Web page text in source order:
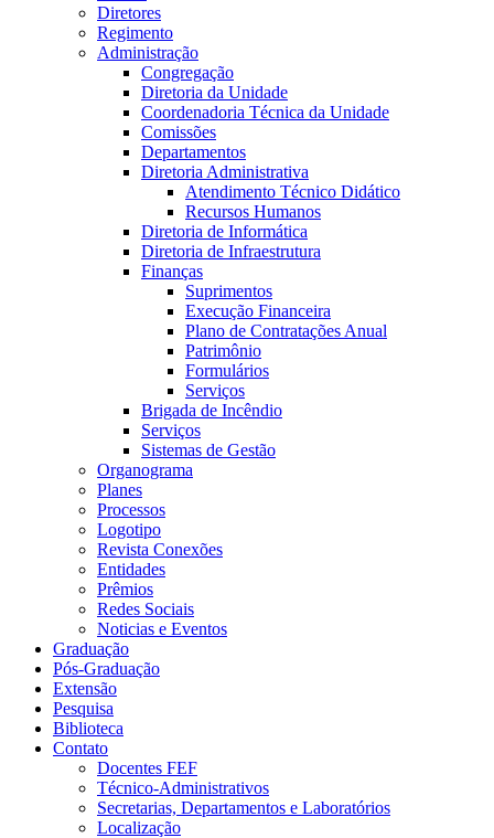
Diretores
Regimento
Administração
Congregação
Diretoria da Unidade
Coordenadoria Técnica da Unidade
Comissões
Departamentos
Diretoria Administrativa
Atendimento Técnico Didático
Recursos Humanos
Diretoria de Informática
Diretoria de Infraestrutura
Finanças
Suprimentos
Execução Financeira
Plano de Contratações Anual
Patrimônio
Formulários
Serviços
Brigada de Incêndio
Serviços
Sistemas de Gestão
Organograma
Planes
Processos
Logotipo
Revista Conexões
Entidades
Prêmios
Redes Sociais
Noticias e Eventos
Graduação
Pós-Graduação
Extensão
Pesquisa
Biblioteca
Contato
Docentes FEF
Técnico-Administrativos
Secretarias, Departamentos e Laboratórios
Localização